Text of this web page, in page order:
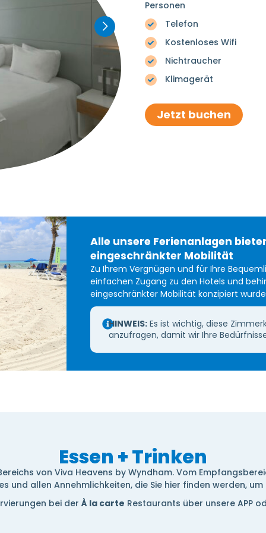
Personen
Telefon
Kostenloses Wifi
Nichtraucher
Klimagerät
Jetzt buchen
Alle unsere Ferienanlagen
eingeschränkter Mobilität
Zu Ihrem Vergnügen und für Ihre
einfachen Zugang zu den Hotels und
eingeschränkter Mobilität konzipiert
HINWEIS:Es ist wichtig, diese
anzufragen, damit wir Ihre
Essen + Trinken
von Viva Heavens by Wyndham. Vom
und allen Annehmlichkeiten, die Sie hier finden werden,
bei der À la carte Restaurants über unsere APP